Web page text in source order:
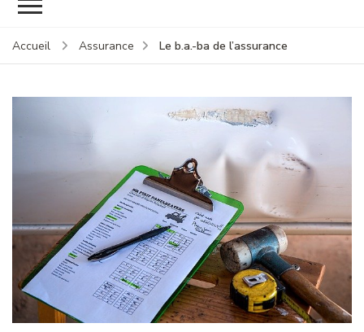
Accueil Assurance Le b.a.-ba de l’assurance